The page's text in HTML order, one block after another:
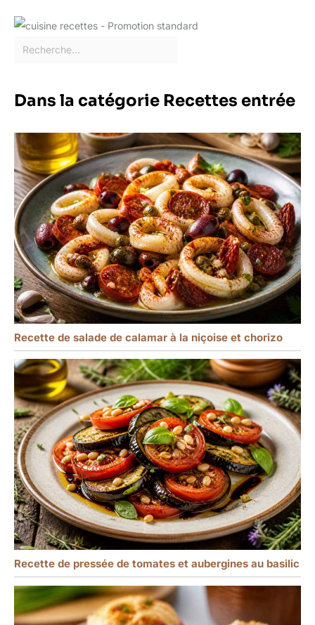
Dans la catégorie Recettes entrée
Recette de salade de calamar à la niçoise et chorizo
Recette de pressée de tomates et aubergines au basilic